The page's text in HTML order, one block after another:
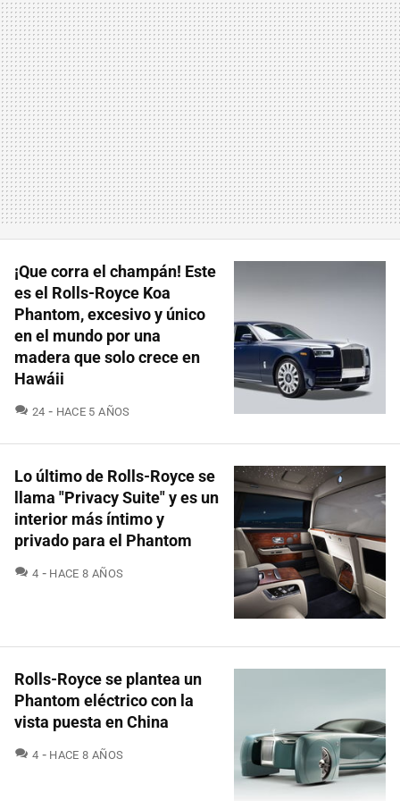
¡Que corra el champán! Este
es el Rolls-Royce Koa
Phantom, excesivo y único
en el mundo por una
madera que solo crece en
Hawáii
24 COMENTARIOS
HACE 5 AÑOS
Lo último de Rolls-Royce se
llama "Privacy Suite" y es un
interior más íntimo y
privado para el Phantom
4 COMENTARIOS
HACE 8 AÑOS
Rolls-Royce se plantea un
Phantom eléctrico con la
vista puesta en China
4 COMENTARIOS
HACE 8 AÑOS